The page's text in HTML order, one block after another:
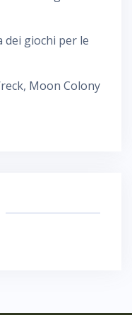
dei giochi per le
Moon Colony